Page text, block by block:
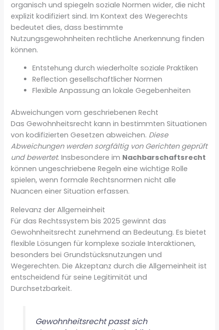
organisch und spiegeln soziale Normen wider, die nicht
explizit kodifiziert sind. Im Kontext des Wegerechts
bedeutet dies, dass bestimmte
Nutzungsgewohnheiten rechtliche Anerkennung finden
können.
Entstehung durch wiederholte soziale Praktiken
Reflection gesellschaftlicher Normen
Flexible Anpassung an lokale Gegebenheiten
Abweichungen vom geschriebenen Recht
Das Gewohnheitsrecht kann in bestimmten Situationen
von kodifizierten Gesetzen abweichen. Diese
Abweichungen werden sorgfältig von Gerichten geprüft
und bewertet. Insbesondere im Nachbarschaftsrecht
können ungeschriebene Regeln eine wichtige Rolle
spielen, wenn formale Rechtsnormen nicht alle
Nuancen einer Situation erfassen.
Relevanz der Allgemeinheit
Für das Rechtssystem bis 2025 gewinnt das
Gewohnheitsrecht zunehmend an Bedeutung. Es bietet
flexible Lösungen für komplexe soziale Interaktionen,
besonders bei Grundstücksnutzungen und
Wegerechten. Die Akzeptanz durch die Allgemeinheit ist
entscheidend für seine Legitimität und
Durchsetzbarkeit.
Gewohnheitsrecht passt sich